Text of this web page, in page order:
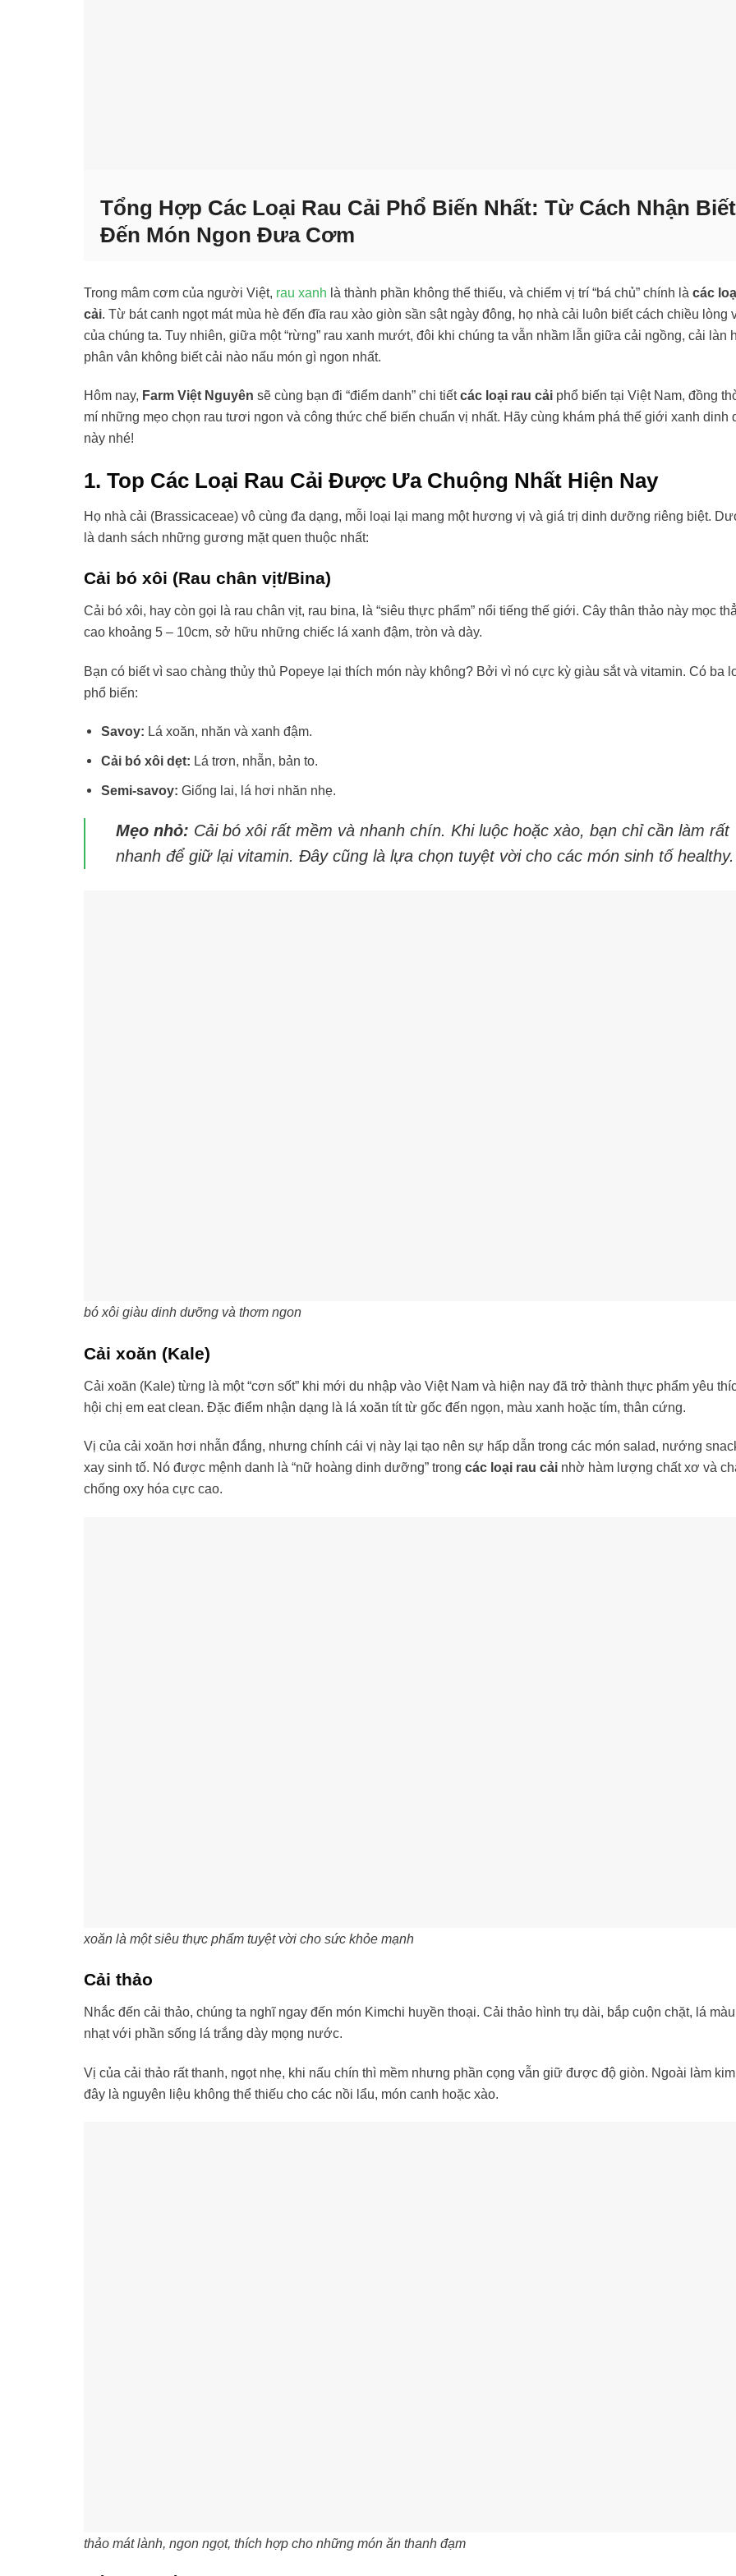
Tổng Hợp Các Loại Rau Cải Phổ Biến Nhất: Từ Cách Nhận Biết
Đến Món Ngon Đưa Cơm
Trong mâm cơm của người Việt, rau xanh là thành phần không thể thiếu, và chiếm vị trí “bá chủ” chính là các
cải. Từ bát canh ngọt mát mùa hè đến đĩa rau xào giòn sần sật ngày đông, họ nhà cải luôn biết cách chiều lòng
của chúng ta. Tuy nhiên, giữa một “rừng” rau xanh mướt, đôi khi chúng ta vẫn nhầm lẫn giữa cải ngồng, cải làn
phân vân không biết cải nào nấu món gì ngon nhất.
Hôm nay, Farm Việt Nguyên sẽ cùng bạn đi “điểm danh” chi tiếtcác loại rau cải phổ biến tại Việt Nam, đồng
mí những mẹo chọn rau tươi ngon và công thức chế biến chuẩn vị nhất. Hãy cùng khám phá thế giới xanh dinh
này nhé!
1. Top Các Loại Rau Cải Được Ưa Chuộng Nhất Hiện Nay
Họ nhà cải (Brassicaceae) vô cùng đa dạng, mỗi loại lại mang một hương vị và giá trị dinh dưỡng riêng biệt.
là danh sách những gương mặt quen thuộc nhất:
Cải bó xôi (Rau chân vịt/Bina)
Cải bó xôi, hay còn gọi là rau chân vịt, rau bina, là “siêu thực phẩm” nổi tiếng thế giới. Cây thân thảo này mọc
cao khoảng 5 – 10cm, sở hữu những chiếc lá xanh đậm, tròn và dày.
Bạn có biết vì sao chàng thủy thủ Popeye lại thích món này không? Bởi vì nó cực kỳ giàu sắt và vitamin. Có ba
phổ biến:
Savoy: Lá xoăn, nhăn và xanh đậm.
Cải bó xôi dẹt: Lá trơn, nhẵn, bản to.
Semi-savoy: Giống lai, lá hơi nhăn nhẹ.
Mẹo nhỏ: Cải bó xôi rất mềm và nhanh chín. Khi luộc hoặc xào, bạn chỉ cần làm rất
nhanh để giữ lại vitamin. Đây cũng là lựa chọn tuyệt vời cho các món sinh tố healthy.
bó xôi giàu dinh dưỡng và thơm ngon
Cải xoăn (Kale)
Cải xoăn (Kale) từng là một “cơn sốt” khi mới du nhập vào Việt Nam và hiện nay đã trở thành thực phẩm yêu
hội chị em eat clean. Đặc điểm nhận dạng là lá xoăn tít từ gốc đến ngọn, màu xanh hoặc tím, thân cứng.
Vị của cải xoăn hơi nhẫn đắng, nhưng chính cái vị này lại tạo nên sự hấp dẫn trong các món salad, nướng
xay sinh tố. Nó được mệnh danh là “nữ hoàng dinh dưỡng” trong các loại rau cải nhờ hàm lượng chất xơ và
chống oxy hóa cực cao.
xoăn là một siêu thực phẩm tuyệt vời cho sức khỏe mạnh
Cải thảo
Nhắc đến cải thảo, chúng ta nghĩ ngay đến món Kimchi huyền thoại. Cải thảo hình trụ dài, bắp cuộn chặt, lá
nhạt với phần sống lá trắng dày mọng nước.
Vị của cải thảo rất thanh, ngọt nhẹ, khi nấu chín thì mềm nhưng phần cọng vẫn giữ được độ giòn. Ngoài làm
đây là nguyên liệu không thể thiếu cho các nồi lẩu, món canh hoặc xào.
thảo mát lành, ngon ngọt, thích hợp cho những món ăn thanh đạm